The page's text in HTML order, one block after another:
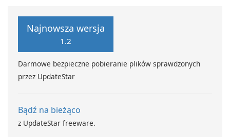
Najnowsza wersja
1.2
Darmowe bezpieczne pobieranie plików sprawdzonych
przez UpdateStar
Bądź na bieżąco
z UpdateStar freeware.